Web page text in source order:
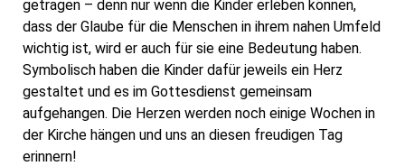
getragen – denn nur wenn die Kinder erleben können,
dass der Glaube für die Menschen in ihrem nahen Umfeld
wichtig ist, wird er auch für sie eine Bedeutung haben.
Symbolisch haben die Kinder dafür jeweils ein Herz
gestaltet und es im Gottesdienst gemeinsam
aufgehangen. Die Herzen werden noch einige Wochen in
der Kirche hängen und uns an diesen freudigen Tag
erinnern!